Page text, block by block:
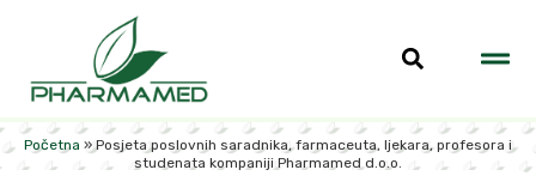
Početna »Posjeta poslovnih saradnika, farmaceuta, ljekara, profesora i
studenata kompaniji Pharmamed d.o.o.